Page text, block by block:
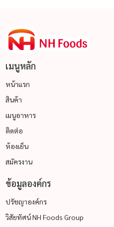
เมนูหลัก
หน้าแรก
สินค้า
เมนูอาหาร
ติดต่อ
ห้องเย็น
สมัครงาน
ข้อมูลองค์กร
ปรัชญาองค์กร
วิสัยทัศน์ NH Foods Group